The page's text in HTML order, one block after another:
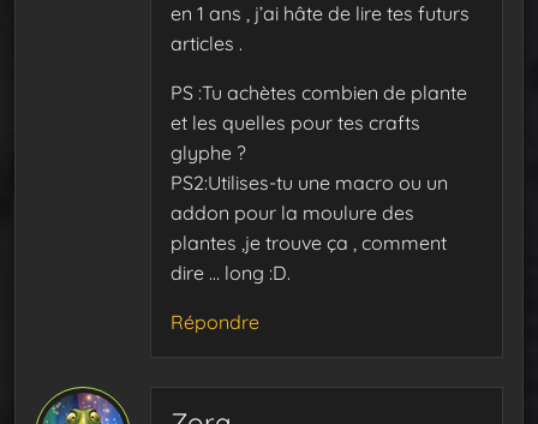
en 1 ans , j’ai hâte de lire tes futurs
articles .
PS :Tu achètes combien de plante
et les quelles pour tes crafts
glyphe ?
PS2:Utilises-tu une macro ou un
addon pour la moulure des
plantes ,je trouve ça , comment
dire … long :D.
Répondre